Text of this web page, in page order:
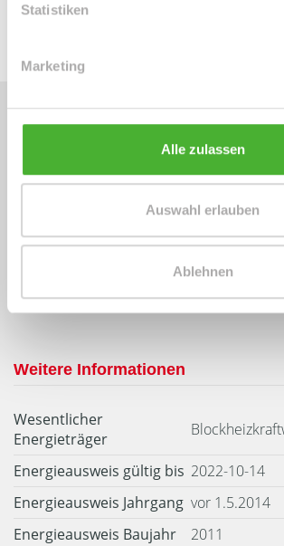
Statistiken
Marketing
Alle zulassen
Auswahl erlauben
Ablehnen
Energieausweis (Bedarfsausweis)
Endenergiebedarf
Weitere Informationen
Wesentlicher
Energieträger
Energieausweis gültig bis 2022-10-14
Energieausweis Jahrgang vor 1.5.2014
Energieausweis Baujahr
2011